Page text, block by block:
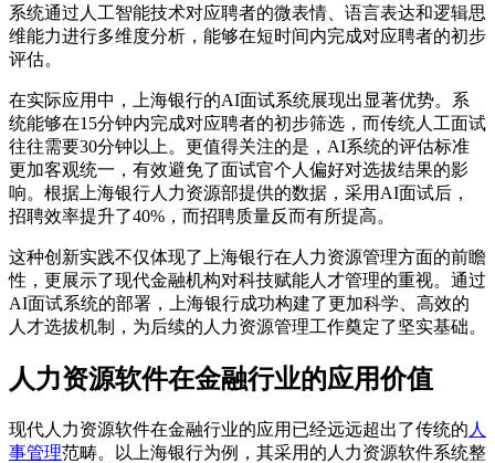
系统通过人工智能技术对应聘者的微表情、语言表达和逻辑思
维能力进行多维度分析，能够在短时间内完成对应聘者的初步
评估。
在实际应用中，上海银行的AI面试系统展现出显著优势。系
统能够在15分钟内完成对应聘者的初步筛选，而传统人工面试
往往需要30分钟以上。更值得关注的是，AI系统的评估标准
更加客观统一，有效避免了面试官个人偏好对选拔结果的影
响。根据上海银行人力资源部提供的数据，采用AI面试后，
招聘效率提升了40%，而招聘质量反而有所提高。
这种创新实践不仅体现了上海银行在人力资源管理方面的前瞻
性，更展示了现代金融机构对科技赋能人才管理的重视。通过
AI面试系统的部署，上海银行成功构建了更加科学、高效的
人才选拔机制，为后续的人力资源管理工作奠定了坚实基础。
人力资源软件在金融行业的应用价值
现代人力资源软件在金融行业的应用已经远远超出了传统的 人
事管理范畴。以上海银行为例，其采用的人力资源软件系统整